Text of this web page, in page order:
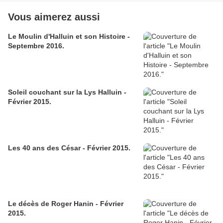
Vous aimerez aussi
Le Moulin d'Halluin et son Histoire -
Septembre 2016.
Soleil couchant sur la Lys Halluin -
Février 2015.
Les 40 ans des César - Février 2015.
Le décès de Roger Hanin - Février
2015.